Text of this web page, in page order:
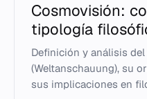
Cosmovisión:
tipología
Definición y análisis
(Weltanschauung), su
sus implicaciones en